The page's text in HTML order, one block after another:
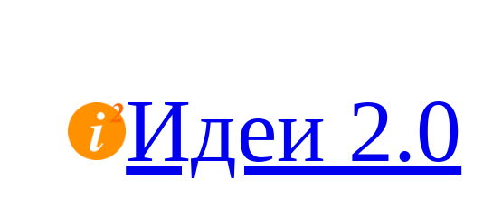
Идеи 2.0